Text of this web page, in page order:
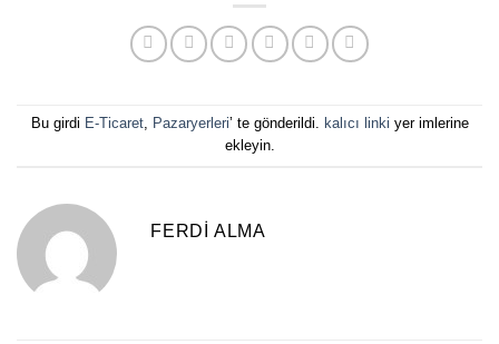
Bu girdi E-Ticaret, Pazaryerleri’ te gönderildi. kalıcı linki yer imlerine
ekleyin.
FERDI ALMA